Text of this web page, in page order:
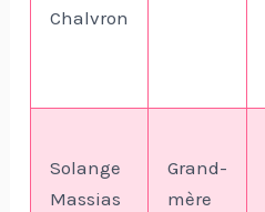
Chalvron
Solange
Massias
Grand-
mère